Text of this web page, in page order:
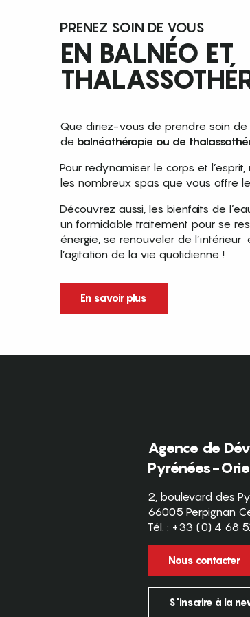
PRENEZ SOIN DE VOUS
EN BALNÉO ET
Que diriez-vous de prendre soin
de balnéothérapie ou de
Pour redynamiser le corps et
les nombreux spas que vous offre
Découvrez aussi, les bienfaits de
un formidable traitement pour se
énergie, se renouveler de l’intérieur
l’agitation de la vie quotidienne !
En savoir plus
Agence de
Pyrénées-
2, boulevard des
66005 Perpignan
Tél. : +33 (0) 4 68
Nous contacter
S'inscrire à la